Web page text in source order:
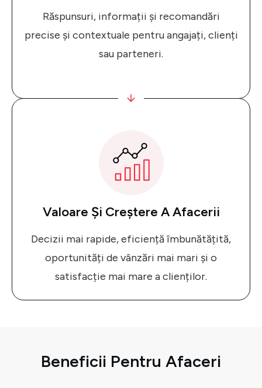
Valoare Și Creștere A Afacerii
Decizii mai rapide, eficiență îmbunătățită,
oportunități de vânzări mai mari și o
satisfacție mai mare a clienților.
Răspunsuri, informații și recomandări
precise și contextuale pentru angajați, clienți
sau parteneri.
Beneficii Pentru Afaceri